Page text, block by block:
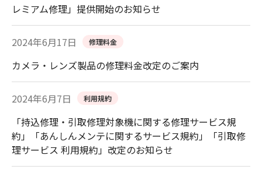
レミアム修理」提供開始のお知らせ
2024年6月17日 修理料金
カメラ・レンズ製品の修理料金改定のご案内
2024年6月7日 利用規約
「持込修理・引取修理対象機に関する修理サービス規
約」「あんしんメンテに関するサービス規約」「引取修
理サービス 利用規約」改定のお知らせ